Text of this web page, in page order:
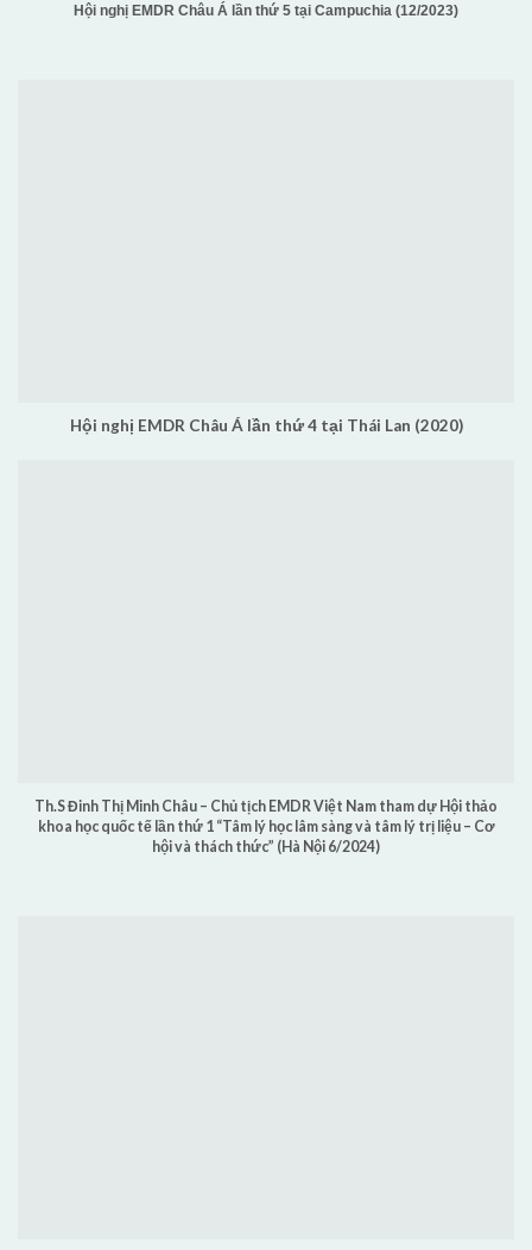
Hội nghị EMDR Châu Á lần thứ 5 tại Campuchia (12/2023)
Hội nghị EMDR Châu Á lần thứ 4 tại Thái Lan (2020)
Th.S Đinh Thị Minh Châu – Chủ tịch EMDR Việt Nam tham dự Hội thảo
khoa học quốc tế lần thứ 1 “Tâm lý học lâm sàng và tâm lý trị liệu – Cơ
hội và thách thức” (Hà Nội 6/2024)